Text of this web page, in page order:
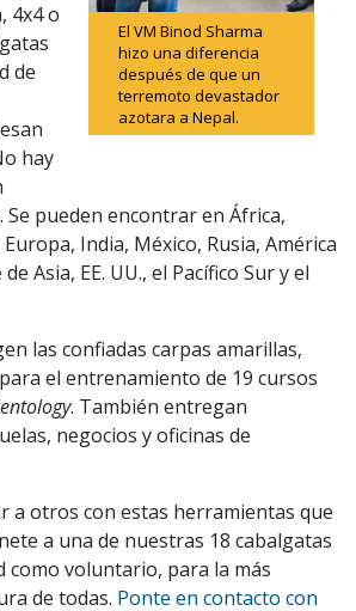
El VM Binod Sharma
hizo una diferencia
después de que un
terremoto devastador
azotara a Nepal.
4x4 o
de
hay
Se pueden encontrar en África,
India, México, Rusia, América
Asia, EE. UU., el Pacífico Sur y el
las confiadas carpas amarillas,
el entrenamiento de 19 cursos
. También entregan
negocios y oficinas de
a otros con estas herramientas que
a una de nuestras 18 cabalgatas
como voluntario, para la más
de todas. Ponte en contacto con